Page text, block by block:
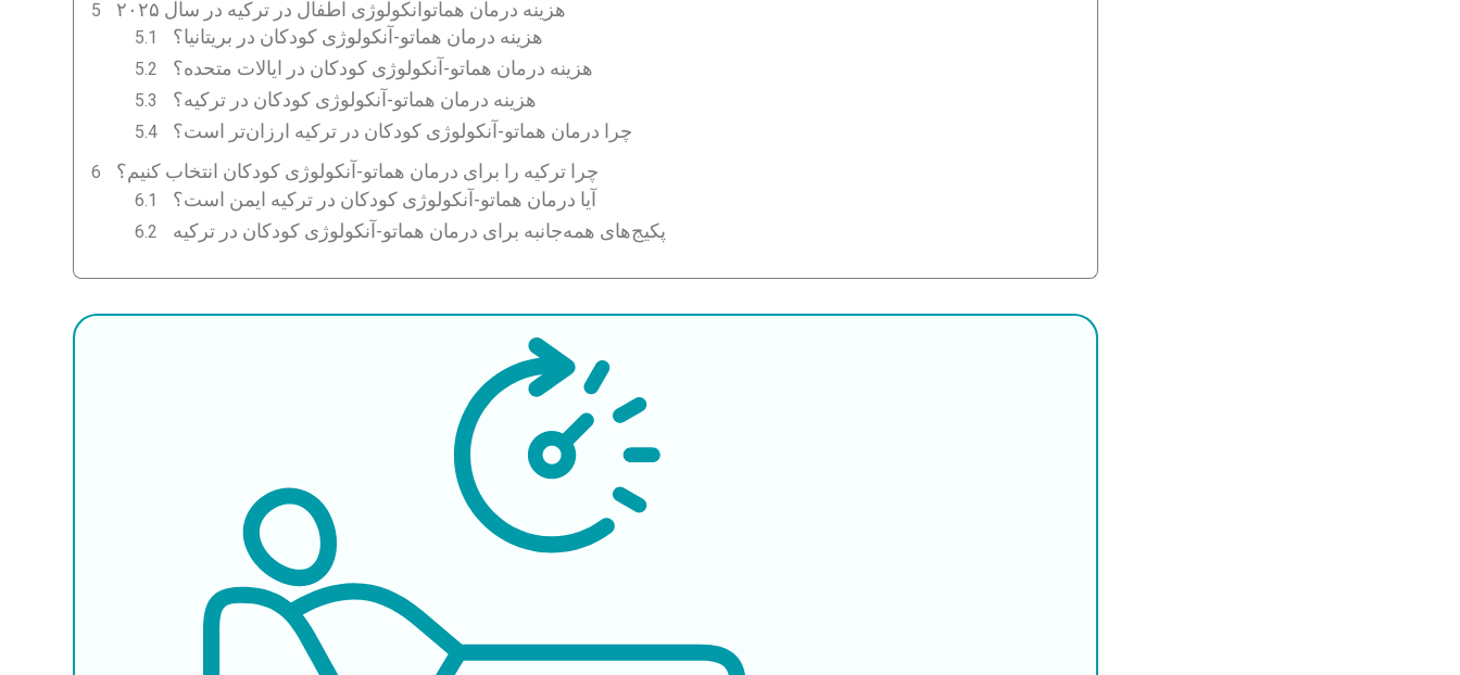
هزینه درمان هماتوانکولوژی اطفال در ترکیه در سال ۲۰۲۵
هزینه درمان هماتو-آنکولوژی کودکان در بریتانیا؟
هزینه درمان هماتو-آنکولوژی کودکان در ایالات متحده؟
هزینه درمان هماتو-آنکولوژی کودکان در ترکیه؟
چرا درمان هماتو-آنکولوژی کودکان در ترکیه ارزان‌تر است؟
چرا ترکیه را برای درمان هماتو-آنکولوژی کودکان انتخاب کنیم؟
آیا درمان هماتو-آنکولوژی کودکان در ترکیه ایمن است؟
پکیج‌های همه‌جانبه برای درمان هماتو-آنکولوژی کودکان در ترکیه